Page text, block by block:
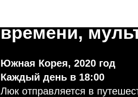
времени,
Южная Корея, 2020 год
Каждый день в 18:00
Люк отправляется в